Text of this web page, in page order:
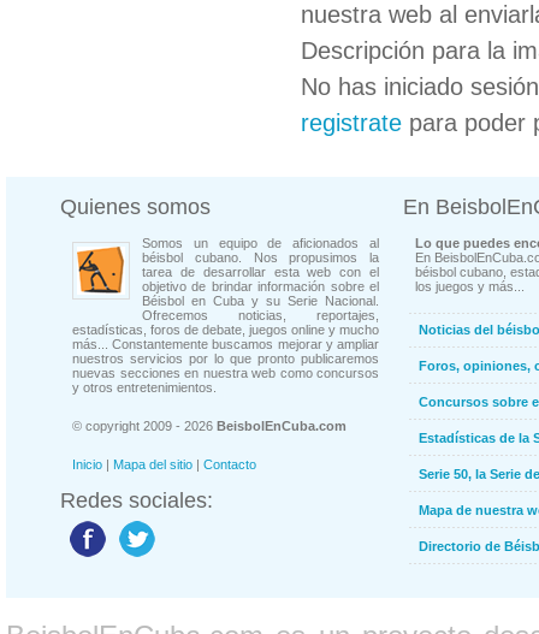
nuestra web al
Descripción para la
No has iniciado
registrate para poder
Quienes somos
Somos un equipo de aficionados al
béisbol cubano. Nos propusimos la
tarea de desarrollar esta web con el
objetivo de brindar información sobre el
Béisbol en Cuba y su Serie Nacional.
Ofrecemos noticias, reportajes,
estadísticas, foros de debate, juegos online y mucho
más... Constantemente buscamos mejorar y ampliar
nuestros servicios por lo que pronto publicaremos
nuevas secciones en nuestra web como concursos
y otros entretenimientos.
© copyright 2009 - 2026 BeisbolEnCuba.com
Inicio | Mapa del sitio | Contacto
Redes sociales:
En
Lo que puedes
En
béisbol cubano,
los juegos y más...
Noticias del
Foros, opiniones,
Concursos sobre
Estadísticas de la
Serie 50, la Serie
Mapa de nuestra
Directorio de